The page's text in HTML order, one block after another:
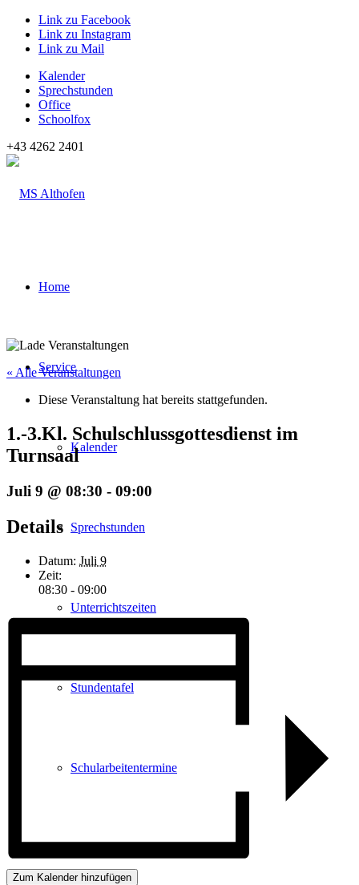
Link zu Facebook
Link zu Instagram
Link zu Mail
Kalender
Sprechstunden
Office
Schoolfox
+43 4262 2401
Home
Service
Kalender
Sprechstunden
Unterrichtszeiten
Stundentafel
Schularbeitentermine
« Alle Veranstaltungen
Diese Veranstaltung hat bereits stattgefunden.
1.-3.Kl. Schulschlussgottesdienst im
Turnsaal
Juli 9 @ 08:30 - 09:00
Details
Datum: Juli 9
Zeit:
08:30 - 09:00
Zum Kalender hinzufügen